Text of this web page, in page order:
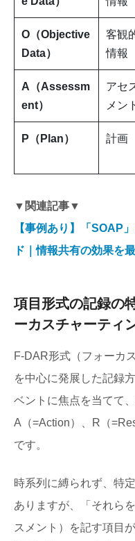
O（Objective
Data）
客観
情報
A（Assessm
ent）
アセ
メン
P（Plan） 計画
▼関連記事▼
【事例あり】「SOAP
ド｜情報共有の効果を
項目形式の記録の
ーカスチャーティ
F-DAR形式（フォーカ
を中心に発展した記録
ベントに焦点を当てて
A（=Action）、R（
です。
時系列に縛られず、特
ありますが、「それら
スメント）を記す項目